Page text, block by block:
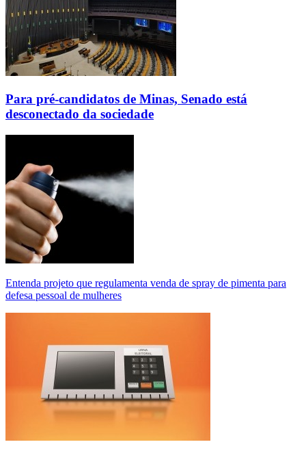
Para pré-candidatos de Minas, Senado está
desconectado da sociedade
Entenda projeto que regulamenta venda de spray de pimenta para
defesa pessoal de mulheres